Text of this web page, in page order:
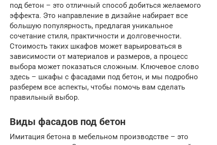
под бетон – это отличный способ добиться желаемого
эффекта. Это направление в дизайне набирает все
большую популярность, предлагая уникальное
сочетание стиля, практичности и долговечности.
Стоимость таких шкафов может варьироваться в
зависимости от материалов и размеров, а процесс
выбора может показаться сложным. Ключевое слово
здесь – шкафы с фасадами под бетон, и мы подробно
разберем все аспекты, чтобы помочь вам сделать
правильный выбор.
Виды фасадов под бетон
Имитация бетона в мебельном производстве – это